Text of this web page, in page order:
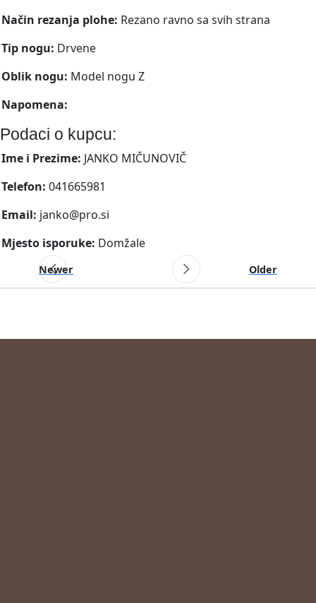
Način rezanja plohe: Rezano ravno sa svih strana
Tip nogu: Drvene
Oblik nogu: Model nogu Z
Napomena:
Podaci o kupcu:
Ime i Prezime: JANKO MIČUNOVIČ
Telefon: 041665981
Email: janko@pro.si
Mjesto isporuke: Domžale
Newer Older